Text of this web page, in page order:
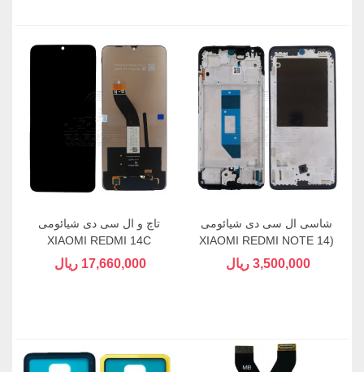
شاسی ال سی دی شیائومی
(XIAOMI REDMI NOTE 14
(4G
3,500,000 ریال
تاچ و ال سی دی شیائومی
XIAOMI REDMI 14C
17,660,000 ریال